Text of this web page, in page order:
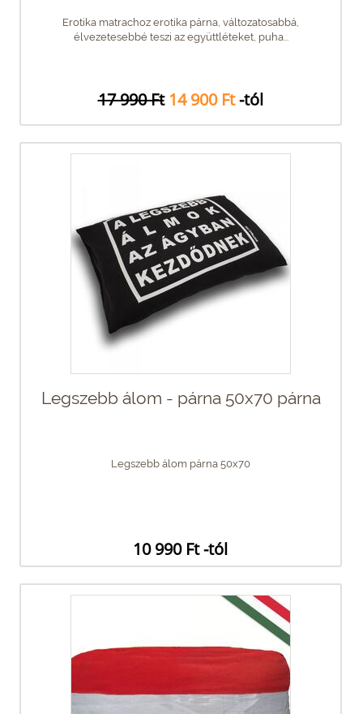
Erotika matrachoz erotika párna, változatosabbá,
élvezetesebbé teszi az együttléteket, puha...
17 990 Ft 14 900 Ft-tól
Legszebb álom - párna 50x70 párna
Legszebb álom párna 50x70
10 990 Ft -tól